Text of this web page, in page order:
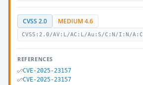
CVSS 2.0 MEDIUM 4.6
CVSS:2.0/AV:L/AC:L/Au:S/C:N/I:N/A:C
REFERENCES
CVE-2025-23157
CVE-2025-23157